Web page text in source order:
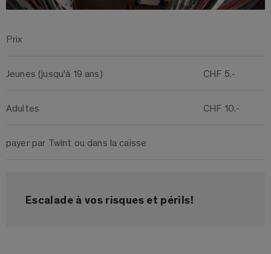
Prix
Jeunes (jusqu'à 19 ans) CHF 5.-
Adultes CHF 10.-
payer par Twint ou dans la caisse
Escalade à vos risques et périls!